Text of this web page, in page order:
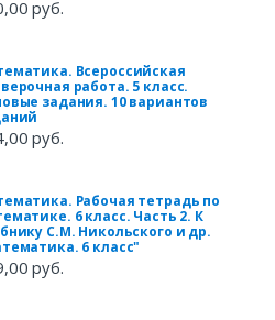
руб.
Всероссийская
работа. 5 класс.
задания. 10 вариантов
руб.
Рабочая тетрадь по
6 класс. Часть 2. К
С.М. Никольского и др.
6 класс"
руб.